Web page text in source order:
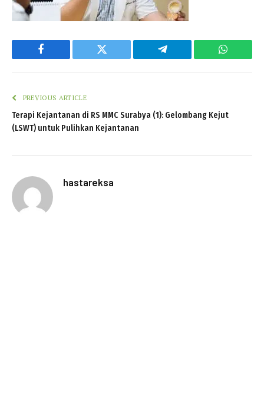
Facebook Twitter Telegram
PREVIOUS ARTICLE
Terapi Kejantanan di RS MMC Surabya (1): Gelombang Kejut
(LSWT) untuk Pulihkan Kejantanan
hastareksa